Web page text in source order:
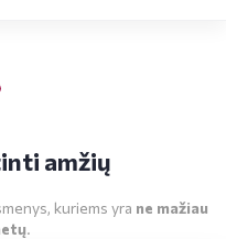
amžių
kuriems yra ne mažiau
.